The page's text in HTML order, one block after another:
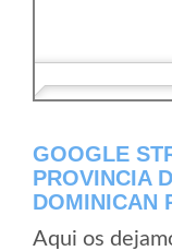
GOOGLE
PROVINCIA
DOMINICAN
Aqui os